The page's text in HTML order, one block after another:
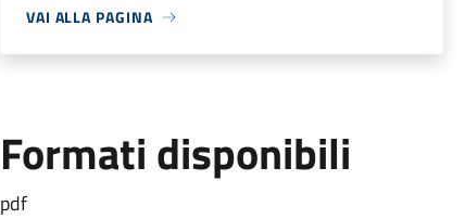
VAI ALLA PAGINA
Formati disponibili
pdf